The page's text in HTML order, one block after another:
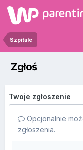
Szpitale
Zgłoś
Twoje zgłoszenie
Opcjonalnie
zgłoszenia.